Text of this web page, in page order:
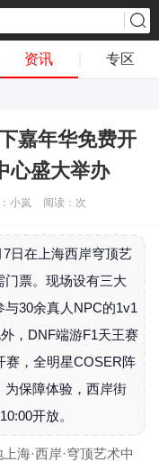
资讯 专区
嘉年华免费开
心盛大举办
小岚 阅读： 次
日在上海西岸穹顶艺
门票。现场设有三大
30余真人NPC的1v1
，DNF端游F1天王赛
赛，全明星COSER阵
为保障体验，西岸街
开放。
海·西岸·穹顶艺术中